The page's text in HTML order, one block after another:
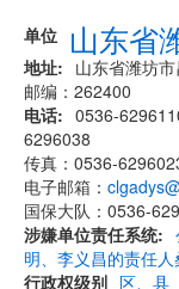
单位 山东省
地址
山东省潍坊
邮编：262400
电话
0536-
6296038
传真：0536-
电子邮箱：
国保大队：0536-
涉嫌单位责任系统
明、李义昌的责任
行政权级别 区、县